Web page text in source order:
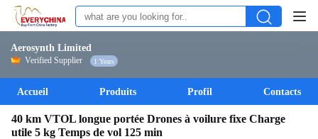
Aerosynth Limited
Verified Supplier 1 Years
Accueil Produits Profil Contacts
40 km VTOL longue portée Drones à voilure fixe Charge
utile 5 kg Temps de vol 125 min